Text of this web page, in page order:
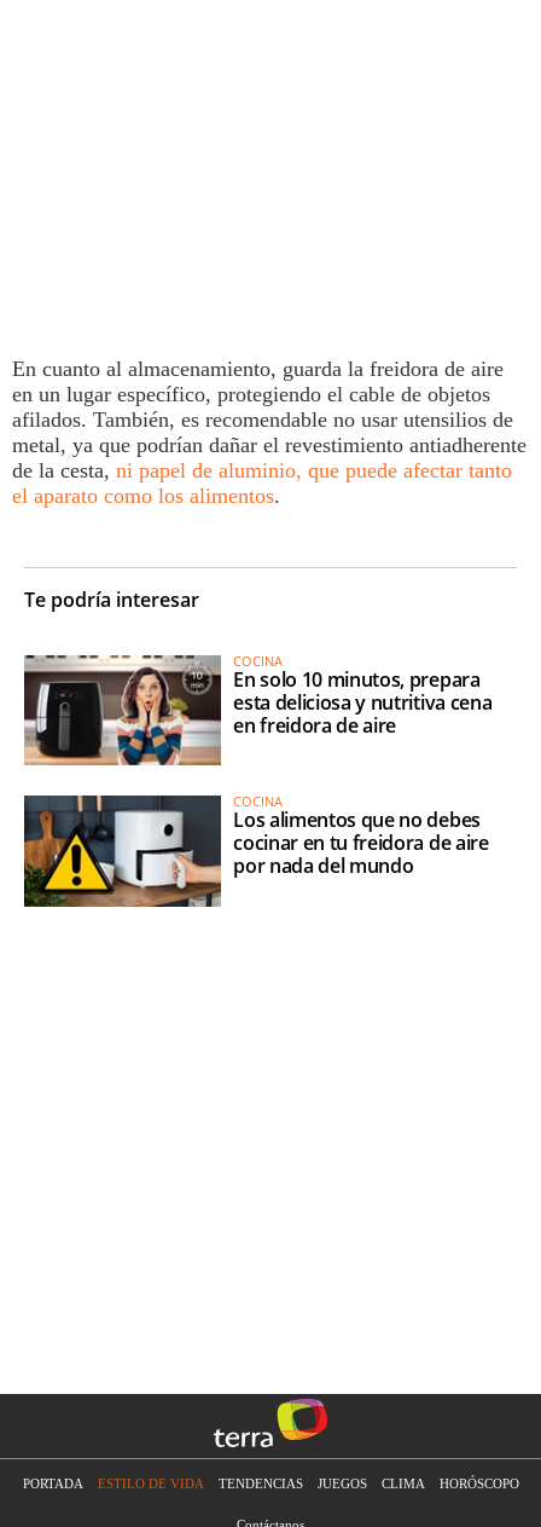
En cuanto al almacenamiento, guarda la freidora de aire
en un lugar específico, protegiendo el cable de objetos
afilados. También, es recomendable no usar utensilios de
metal, ya que podrían dañar el revestimiento antiadherente
de la cesta, ni papel de aluminio, que puede afectar tanto
el aparato como los alimentos.
Te podría interesar
COCINA
En solo 10 minutos, prepara
esta deliciosa y nutritiva cena
en freidora de aire
COCINA
Los alimentos que no debes
cocinar en tu freidora de aire
por nada del mundo
PORTADA ESTILO DE VIDA TENDENCIAS JUEGOS CLIMA HORÓSCOPO